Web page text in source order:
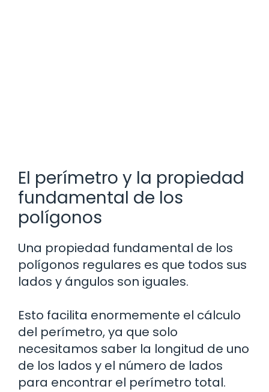
El perímetro y la propiedad
fundamental de los
polígonos
Una propiedad fundamental de los
polígonos regulares es que todos sus
lados y ángulos son iguales.
Esto facilita enormemente el cálculo
del perímetro, ya que solo
necesitamos saber la longitud de uno
de los lados y el número de lados
para encontrar el perímetro total.